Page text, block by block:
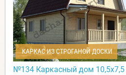
КАРКАС ИЗ СТРОГАНОЙ ДОСКИ
№134 Каркасный дом 10,5х7,5